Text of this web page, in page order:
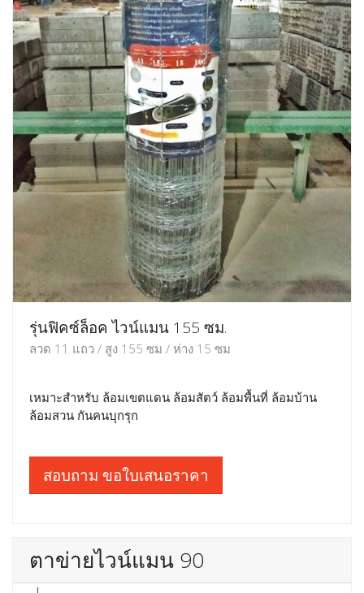
รุ่นฟิคซ์ล็อค ไวน์แมน 155 ซม.
ลวด 11 แถว / สูง 155 ซม / ห่าง 15 ซม
เหมาะสำหรับ ล้อมเขตแดน ล้อมสัตว์ ล้อมพื้นที่ ล้อมบ้าน
ล้อมสวน กันคนบุกรุก
สอบถาม ขอใบเสนอราคา
ตาข่ายไวน์แมน 90